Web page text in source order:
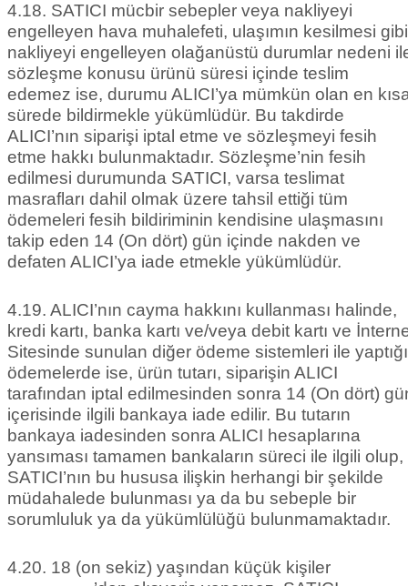
4.18. SATICI mücbir sebepler veya nakliyeyi
engelleyen hava muhalefeti, ulaşımın kesilmesi gibi
nakliyeyi engelleyen olağanüstü durumlar nedeni
sözleşme konusu ürünü süresi içinde teslim
edemez ise, durumu ALICI’ya mümkün olan en
sürede bildirmekle yükümlüdür. Bu takdirde
ALICI’nın siparişi iptal etme ve sözleşmeyi fesih
etme hakkı bulunmaktadır. Sözleşme’nin fesih
edilmesi durumunda SATICI, varsa teslimat
masrafları dahil olmak üzere tahsil ettiği tüm
ödemeleri fesih bildiriminin kendisine ulaşmasını
takip eden 14 (On dört) gün içinde nakden ve
defaten ALICI’ya iade etmekle yükümlüdür.
4.19. ALICI’nın cayma hakkını kullanması halinde,
kredi kartı, banka kartı ve/veya debit kartı ve
Sitesinde sunulan diğer ödeme sistemleri ile yaptığı
ödemelerde ise, ürün tutarı, siparişin ALICI
tarafından iptal edilmesinden sonra 14 (On dört)
içerisinde ilgili bankaya iade edilir. Bu tutarın
bankaya iadesinden sonra ALICI hesaplarına
yansıması tamamen bankaların süreci ile ilgili olup,
SATICI’nın bu hususa ilişkin herhangi bir şekilde
müdahalede bulunması ya da bu sebeple bir
sorumluluk ya da yükümlülüğü bulunmamaktadır.
4.20. 18 (on sekiz) yaşından küçük kişiler